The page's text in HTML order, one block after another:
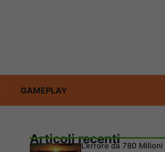
GAMEPLAY
Articoli recenti
L’errore da 780